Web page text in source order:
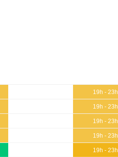
19h - 23h
19h - 23h
19h - 23h
19h - 23h
19h - 23h